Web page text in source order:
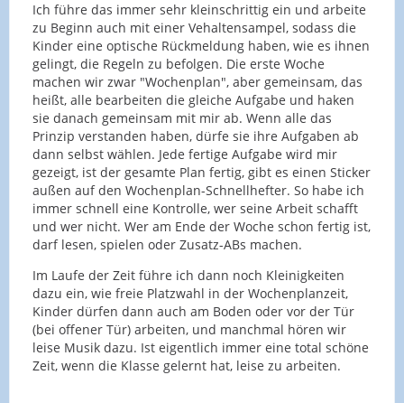
Ich führe das immer sehr kleinschrittig ein und arbeite
zu Beginn auch mit einer Vehaltensampel, sodass die
Kinder eine optische Rückmeldung haben, wie es ihnen
gelingt, die Regeln zu befolgen. Die erste Woche
machen wir zwar "Wochenplan", aber gemeinsam, das
heißt, alle bearbeiten die gleiche Aufgabe und haken
sie danach gemeinsam mit mir ab. Wenn alle das
Prinzip verstanden haben, dürfe sie ihre Aufgaben ab
dann selbst wählen. Jede fertige Aufgabe wird mir
gezeigt, ist der gesamte Plan fertig, gibt es einen Sticker
außen auf den Wochenplan-Schnellhefter. So habe ich
immer schnell eine Kontrolle, wer seine Arbeit schafft
und wer nicht. Wer am Ende der Woche schon fertig ist,
darf lesen, spielen oder Zusatz-ABs machen.
Im Laufe der Zeit führe ich dann noch Kleinigkeiten
dazu ein, wie freie Platzwahl in der Wochenplanzeit,
Kinder dürfen dann auch am Boden oder vor der Tür
(bei offener Tür) arbeiten, und manchmal hören wir
leise Musik dazu. Ist eigentlich immer eine total schöne
Zeit, wenn die Klasse gelernt hat, leise zu arbeiten.